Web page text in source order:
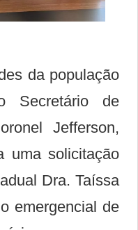
da população
Secretário de
Jefferson,
uma solicitação
Dra. Taíssa
emergencial de